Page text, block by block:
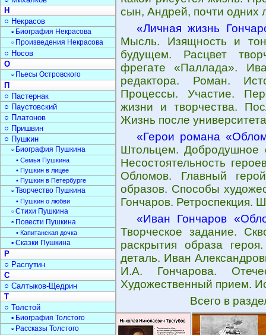
сын, Андрей, почти одних
«Личная жизнь
Мысль. Изящность и
будущем. Расцвет
фрегате «Паллада».
редактора. Роман.
Процессы. Участие.
жизни и творчества.
Жизнь после
«Герои романа
Штольцем. Добродушное
Несостоятельность
Обломов. Главный
образов. Способы
Гончаров. Ретроспекция.
«Иван Гончаров
Творческое задание.
раскрытия образа
деталь. Иван
И.А. Гончарова.
Художественный прием.
Всего в
Н
○ Некрасов
▫ Биография Некрасова
▫ Произведения Некрасова
○ Носов
О
▫ Пьесы Островского
П
○ Пастернак
○ Паустовский
○ Платонов
○ Пришвин
○ Пушкин
▫ Биография Пушкина
• Семья Пушкина
• Пушкин в лицее
• Пушкин в Петербурге
▫ Творчество Пушкина
• Пушкин о любви
▫ Стихи Пушкина
▫ Повести Пушкина
• Капитанская дочка
▫ Сказки Пушкина
Р
○ Распутин
С
○ Салтыков-Щедрин
Т
○ Толстой
▫ Биография Толстого
▫ Рассказы Толстого